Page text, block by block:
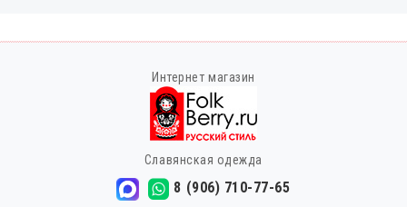
Интернет магазин
Славянская одежда
8 (906) 710-77-65